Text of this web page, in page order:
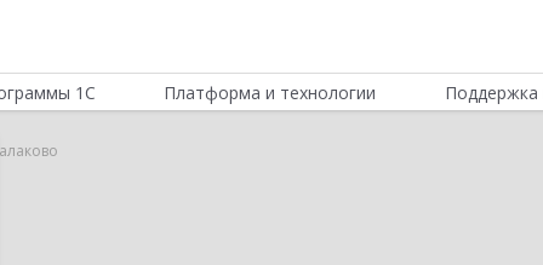
1С Платформа и технологии Поддержка